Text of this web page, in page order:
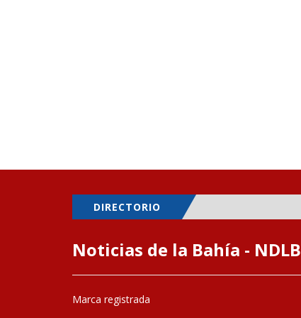
DIRECTORIO
Noticias de la Bahía - NDLB
Marca registrada